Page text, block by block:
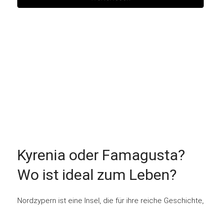
Kyrenia oder Famagusta?
Wo ist ideal zum Leben?
Nordzypern ist eine Insel, die für ihre reiche Geschichte,